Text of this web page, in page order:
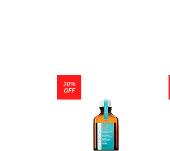
20%
OFF